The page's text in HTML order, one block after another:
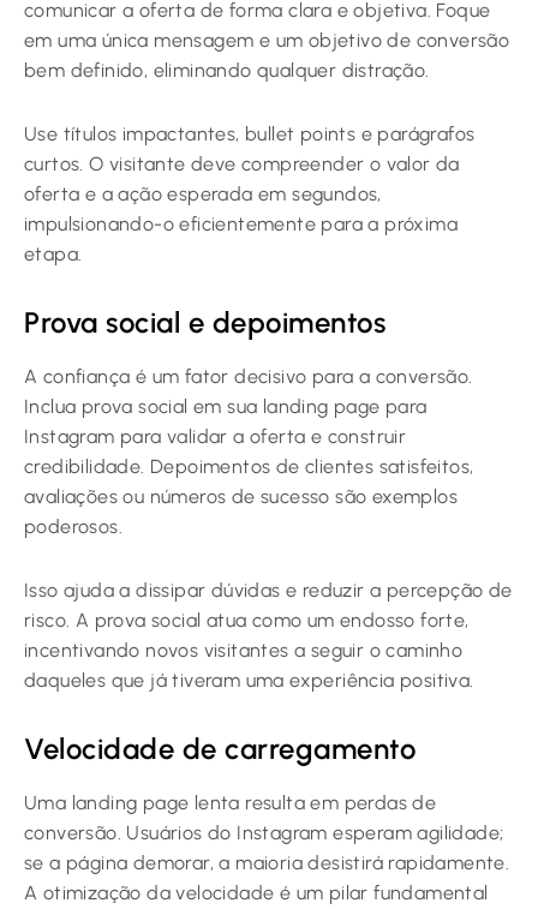
comunicar a oferta de forma clara e objetiva. Foque
em uma única mensagem e um objetivo de conversão
bem definido, eliminando qualquer distração.
Use títulos impactantes, bullet points e parágrafos
curtos. O visitante deve compreender o valor da
oferta e a ação esperada em segundos,
impulsionando-o eficientemente para a próxima
etapa.
Prova social e depoimentos
A confiança é um fator decisivo para a conversão.
Inclua prova social em sua landing page para
Instagram para validar a oferta e construir
credibilidade. Depoimentos de clientes satisfeitos,
avaliações ou números de sucesso são exemplos
poderosos.
Isso ajuda a dissipar dúvidas e reduzir a percepção de
risco. A prova social atua como um endosso forte,
incentivando novos visitantes a seguir o caminho
daqueles que já tiveram uma experiência positiva.
Velocidade de carregamento
Uma landing page lenta resulta em perdas de
conversão. Usuários do Instagram esperam agilidade;
se a página demorar, a maioria desistirá rapidamente.
A otimização da velocidade é um pilar fundamental